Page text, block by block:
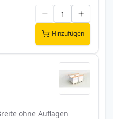
Hinzufügen
ohne Auflagen